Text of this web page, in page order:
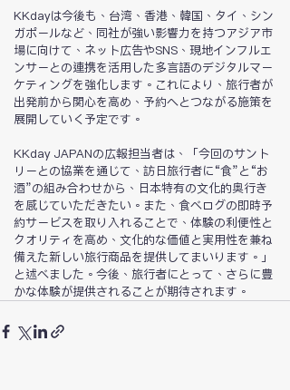
KKdayは今後も、台湾、香港、韓国、タイ、シン
ガポールなど、同社が強い影響力を持つアジア市
場に向けて、ネット広告やSNS、現地インフルエ
ンサーとの連携を活用した多言語のデジタルマー
ケティングを強化します。これにより、旅行者が
出発前から関心を高め、予約へとつながる施策を
展開していく予定です。
KKday JAPANの広報担当者は、「今回のサント
リーとの協業を通じて、訪日旅行者に“食”と“お
酒”の組み合わせから、日本特有の文化的奥行き
を感じていただきたい。また、食べログの即時予
約サービスを取り入れることで、体験の利便性と
クオリティを高め、文化的な価値と実用性を兼ね
備えた新しい旅行商品を提供してまいります。」
と述べました。今後、旅行者にとって、さらに豊
かな体験が提供されることが期待されます。